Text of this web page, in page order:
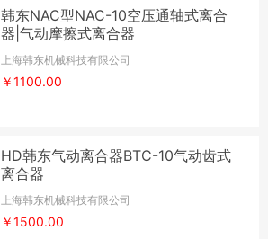
韩东NAC型NAC-10空压通轴式离合
器|气动摩擦式离合器
上海韩东机械科技有限公司
￥1100.00
HD韩东气动离合器BTC-10气动齿式
离合器
上海韩东机械科技有限公司
￥1500.00